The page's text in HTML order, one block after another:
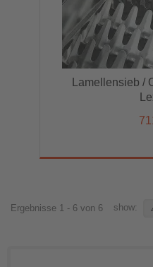
Lamellensieb /
Ergebnisse 1 - 6 von 6 show: